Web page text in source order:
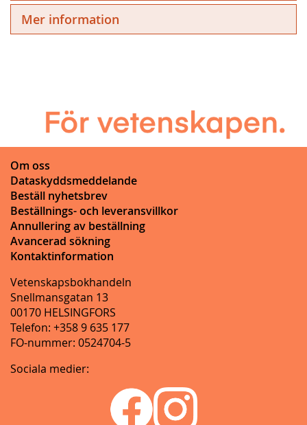
Mer information
Om oss
Dataskyddsmeddelande
Beställ nyhetsbrev
Beställnings- och leveransvillkor
Annullering av beställning
Avancerad sökning
Kontaktinformation
Vetenskapsbokhandeln
Snellmansgatan 13
00170 HELSINGFORS
Telefon: +358 9 635 177
FO-nummer: 0524704-5
Sociala medier: